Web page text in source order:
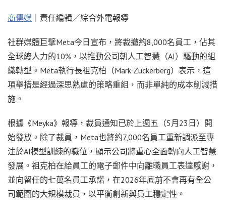
商傳媒 ｜責任編輯／綜合外電報導
社群媒體巨擘Meta今日宣布，將裁撤約8,000名員工，佔其
全球總人力的10%，以推動公司朝人工智慧（AI）驅動的組
織轉型。Meta執行長祖克柏（Mark Zuckerberg）表示，這
項舉措是經過深思熟慮的策略重組，而非單純的成本削減措
施。
根據《Meyka》報導，裁員通知已於上週五（5月23日）開
始發放。除了裁員，Meta也將約7,000名員工重新調派至專
注於AI模型訓練的職位，顯示公司將重心全面轉向人工智慧
發展。祖克柏在給員工的電子郵件中向離職員工表達感謝，
並向留任的七萬名員工承諾，在2026年底前不會再有全公
司範圍的大規模裁員，以平衡創新與員工穩定性。